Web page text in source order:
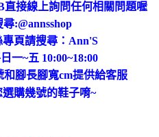
接線上詢問任何相關問題喔
:@annsshop
專頁請搜尋：Ann'S
一~五 10:00~18:00
腳長腳寬cm提供給客服
購幾號的鞋子唷~